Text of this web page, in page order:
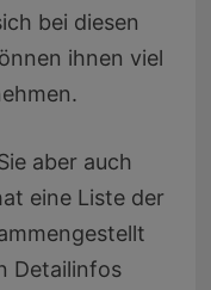
bei diesen
ihnen viel
aber auch
eine Liste der
Detailinfos